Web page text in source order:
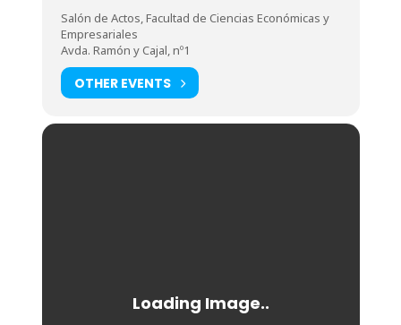
Salón de Actos, Facultad de Ciencias Económicas y
Empresariales
Avda. Ramón y Cajal, nº1
OTHER EVENTS